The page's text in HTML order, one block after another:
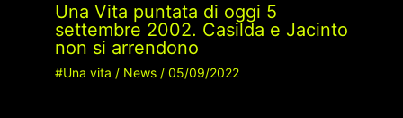
Una Vita puntata di oggi 5
settembre 2002. Casilda e Jacinto
non si arrendono
#Una vita / News/ 05/09/2022